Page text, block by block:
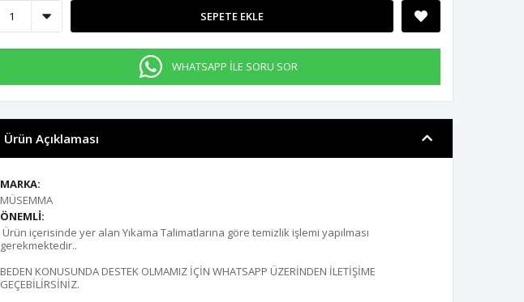
SEPETE EKLE
WHATSAPP İLE SORU SOR
Ürün Açıklaması
MARKA:
MÜSEMMA
ÖNEMLİ:
Ürün içerisinde yer alan Yıkama Talimatlarına göre temizlik işlemi yapılması
gerekmektedir..
BEDEN KONUSUNDA DESTEK OLMAMIZ İÇİN WHATSAPP ÜZERİNDEN İLETİŞİME
GEÇEBİLİRSİNİZ.